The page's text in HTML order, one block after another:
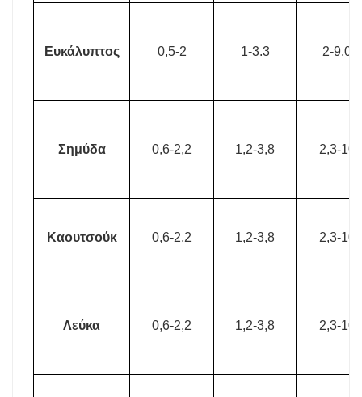
Ευκάλυπτος 0,5-2 1-3.3 2-9,0
Σημύδα 0,6-2,2 1,2-3,8 2,3-10
Καουτσούκ 0,6-2,2 1,2-3,8 2,3-10
Λεύκα 0,6-2,2 1,2-3,8 2,3-10